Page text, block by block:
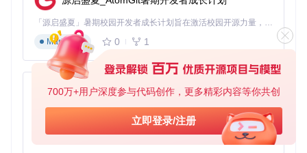
700万+用户深度参与代码创作，更多精彩内容等你共创
立即登录/注册
「源启盛夏」暑期校园开发者成长计划旨在激活校园开源力量，通过积分激励、认证扶持、资源倾斜等形式，引导高校组织和开发者完成「入驻 — 建项目 — 做贡献 — 获认证 — 得资源」的完整闭环。无论你是想带领社团入驻平台的组织者，还是希望用代码贡献证明自己的开发者，都能在这里找到属于你的成长路径。
Markdown
0 1
py-xiaozhi
基于Python的Xiaozhi AI，适用于想要完整Xiaozhi体验而无需拥有专用硬件的用户。
Python
0 1